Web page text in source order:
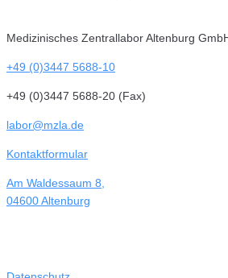
Medizinisches Zentrallabor Altenburg
+49 (0)3447 5688-10
+49 (0)3447 5688-20 (Fax)
labor@mzla.de
Kontaktformular
Am Waldessaum 8,
04600 Altenburg